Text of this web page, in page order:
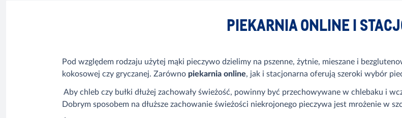
PIEKARNIA ONLINE I
Pod względem rodzaju użytej mąki pieczywo dzielimy na pszenne, żytnie, mieszane i
kokosowej czy gryczanej. Zarówno piekarnia online, jak i stacjonarna oferują szeroki wybór
Aby chleb czy bułki dłużej zachowały świeżość, powinny być przechowywane w chlebaku i
Dobrym sposobem na dłuższe zachowanie świeżości niekrojonego pieczywa jest mrożenie w